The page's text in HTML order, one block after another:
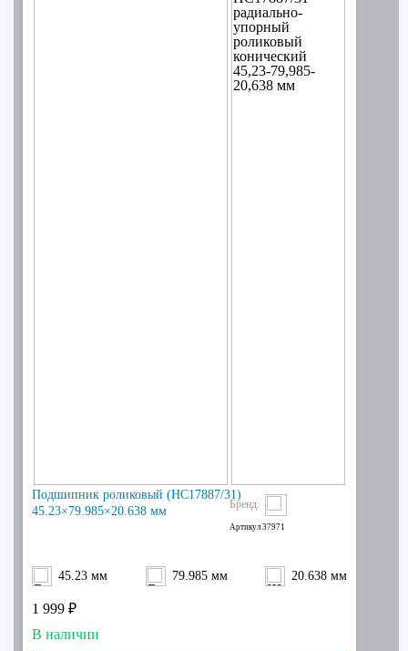
Бренд:
Артикул 37971
Подшипник роликовый (HC17887/31)
45.23×79.985×20.638 мм
45.23 мм 79.985 мм 20.638 мм
1 999 ₽
В наличии